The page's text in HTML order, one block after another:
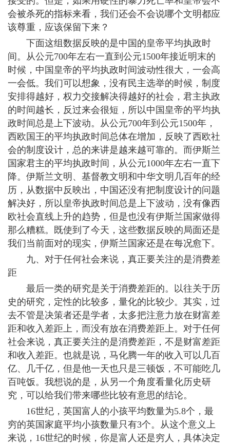
会被杀死的指标来看，我们还会不会说哪个文明都应
该尊重，应该保留下来？
下面这组数据反映的是中国的皇帝平均执政时
间。从公元700年左右一直到公元1500年接近明末的
时候，中国皇帝的平均执政时间波动性很大，一会高
一会低。我们可以想象，没有民主选举的时候，制度
安排得越好，权力交接解决得越好的社会，君主执政
的时间越长，反过来会很短，所以中国皇帝的平均执
政时间总是上下波动。从公元700年到公元1500年，
西欧国王的平均执政时间总体在增加，反映了西欧社
会的制度设计，总的来讲是越来越可靠的。而伊斯兰
国家君主的平均执政时间，从公元1000年左右一直下
降。伊斯兰文明、基督教文明和中华文明几百年的经
历，从数据中反映出，中国还没有把制度设计的问题
解决好，所以皇帝执政时间总是上下波动，没有像西
欧社会直线上升的趋势，但是也没有伊斯兰国家做得
那么糟糕。既使到了今天，这些数据反映的局面还是
我们当前面对的现实，伊斯兰国家还是在每况愈下。
九、对于任何社会来说，真正要关注的是消费差
距
最后一类的研究是关于消费差距的。以往关于历
史的研究，定性的比较多，量化的比较少。其实，过
去不管是决策者还是学者，太多把注意力放在财富差
距和收入差距上，而没有放在消费差距上。对于任何
社会来说，真正要关注的是消费差距，不是财富差距
和收入差距。也就是说，马化腾一年的收入可以几百
亿、几千亿，但是他一天也只是三顿饭，不可能吃几
百吨饭。我想说的是，从另一个角度看量化历史研
究，可以给我们带来哪些比较有意思的结论。
16世纪，英国富人的小孩平均数量为5.8个，最
穷的英国家庭平均小孩数量只有3个。从这个意义上
来说，16世纪的时候，你是富人还是穷人，具体决定